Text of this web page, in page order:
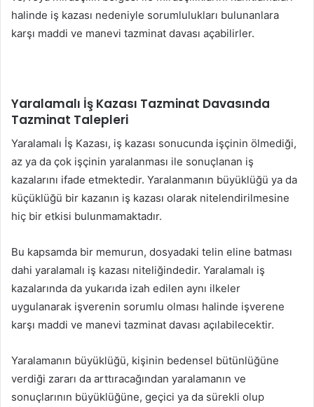
halinde iş kazası nedeniyle sorumlulukları bulunanlara
karşı maddi ve manevi tazminat davası açabilirler.
Yaralamalı İş Kazası Tazminat Davasında
Tazminat Talepleri
Yaralamalı İş Kazası, iş kazası sonucunda işçinin ölmediği,
az ya da çok işçinin yaralanması ile sonuçlanan iş
kazalarını ifade etmektedir. Yaralanmanın büyüklüğü ya da
küçüklüğü bir kazanın iş kazası olarak nitelendirilmesine
hiç bir etkisi bulunmamaktadır.
Bu kapsamda bir memurun, dosyadaki telin eline batması
dahi yaralamalı iş kazası niteliğindedir. Yaralamalı iş
kazalarında da yukarıda izah edilen aynı ilkeler
uygulanarak işverenin sorumlu olması halinde işverene
karşı maddi ve manevi tazminat davası açılabilecektir.
Yaralamanın büyüklüğü, kişinin bedensel bütünlüğüne
verdiği zararı da arttıracağından yaralamanın ve
sonuçlarının büyüklüğüne, geçici ya da sürekli olup